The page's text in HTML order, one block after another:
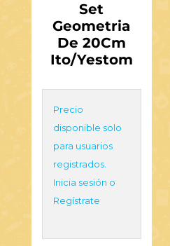
Set
Geometria
De 20Cm
Ito/Yestom
Precio
disponible solo
para usuarios
registrados.
Inicia sesión o
Regístrate